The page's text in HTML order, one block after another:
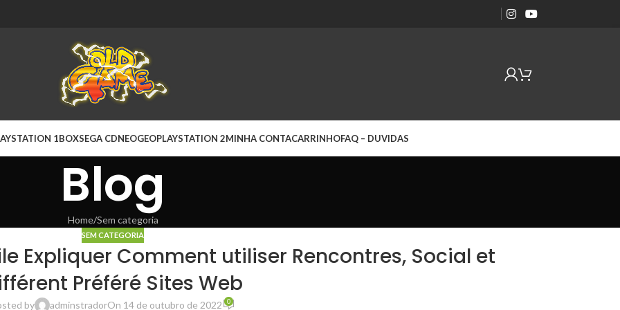
1BOXSEGA CDNEOGEOPLAYSTATION 2MINHA CONTACARRINHOFAQ – DUVIDAS
Blog
Home Sem categoria
SEM CATEGORIA
Expliquer Comment utiliser Rencontres, Social et
Préféré Sites Web
by adminstradorOn 14 de outubro de 2022 0